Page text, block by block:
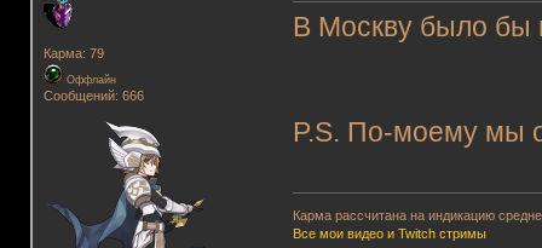
Карма: 79
Оффлайн
Сообщений: 666
В Москву было бы
P.S. По-моему мы
Карма рассчитана на индикацию
Все мои видео и Twitch стримы